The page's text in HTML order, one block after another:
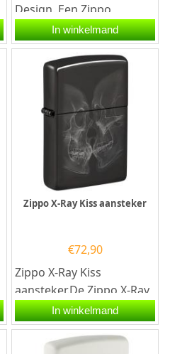
Design. Een Zippo
aansteker is een
kwalitatief
goede aansteker met...
In winkelmand
Zippo X-Ray Kiss aansteker
€72,90
Zippo X-Ray Kiss
aansteker.De Zippo X-Ray
Kiss aansteker heeft een
hoogglans zwarte
afwerking met...
In winkelmand